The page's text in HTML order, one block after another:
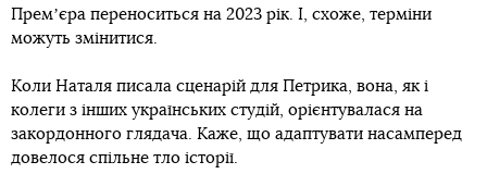
Премʼєра переноситься на 2023 рік. І, схоже, терміни
можуть змінитися.
Коли Наталя писала сценарій для Петрика, вона, як і
колеги з інших українських студій, орієнтувалася на
закордонного глядача. Каже, що адаптувати насамперед
довелося спільне тло історії.